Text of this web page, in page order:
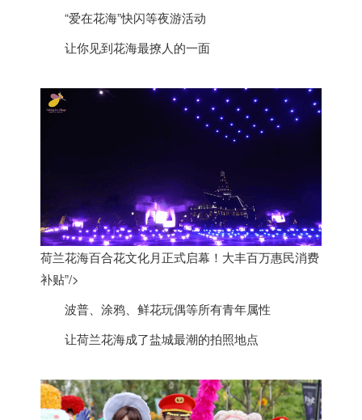
“爱在花海”快闪等夜游活动
让你见到花海最撩人的一面
荷兰花海百合花文化月正式启幕！大丰百万惠民消费
补贴”/>
波普、涂鸦、鲜花玩偶等所有青年属性
让荷兰花海成了盐城最潮的拍照地点